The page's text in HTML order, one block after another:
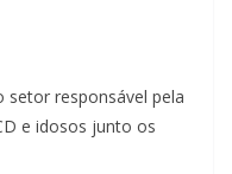
setor responsável pela
e idosos junto os